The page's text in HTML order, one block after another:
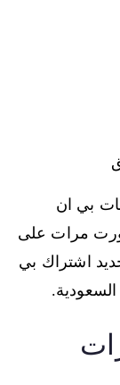
بي ان
مرات على
اشتراك بي